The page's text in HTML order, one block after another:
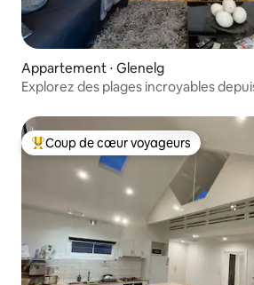
Appartement ⋅ Glenelg
Explorez des plages incroyables
Coups de cœur voyageurs les plus
Coup de cœur voyageurs